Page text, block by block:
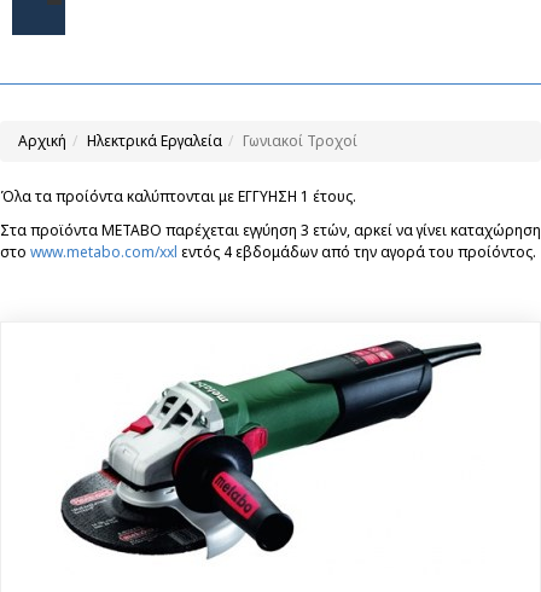
Αρχική Ηλεκτρικά Εργαλεία Γωνιακοί Τροχοί
Όλα τα προίόντα καλύπτονται με ΕΓΓΥΗΣΗ 1 έτους.
Στα προϊόντα ΜΕΤΑΒΟ παρέχεται εγγύηση 3 ετών, αρκεί να γίνει καταχώρηση
στο www.metabo.com/xxl εντός 4 εβδομάδων από την αγορά του προίόντος.